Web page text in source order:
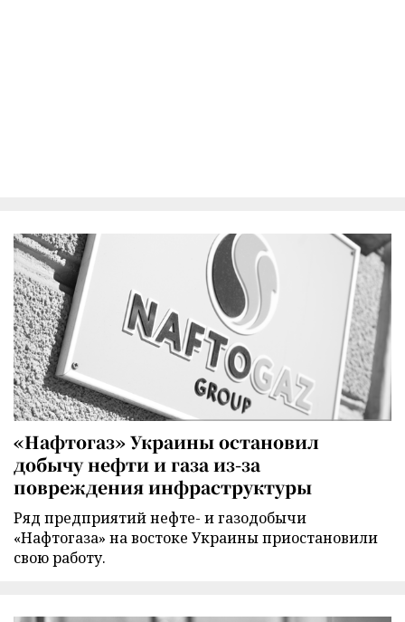
«Нафтогаз» Украины остановил
добычу нефти и газа из-за
повреждения инфраструктуры
Ряд предприятий нефте- и газодобычи
«Нафтогаза» на востоке Украины приостановили
свою работу.